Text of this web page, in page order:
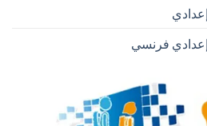
إعدادي فرنسي